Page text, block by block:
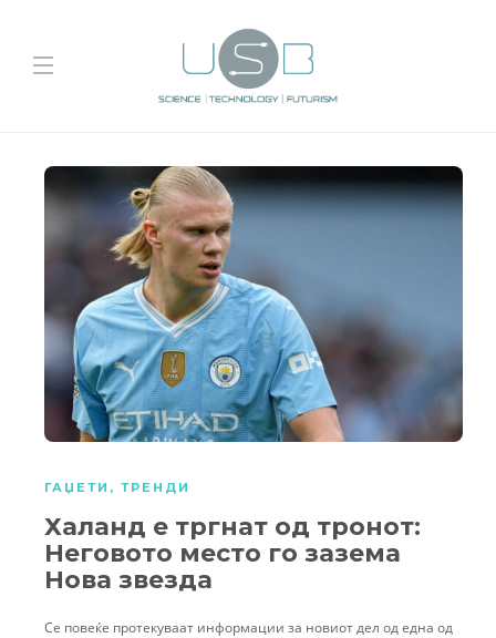
ГАЏЕТИ , ТРЕНДИ
Халанд е тргнат од тронот:
Неговото место го зазема
Нова звезда
Се повеќе протекуваат информации за новиот дел од една од